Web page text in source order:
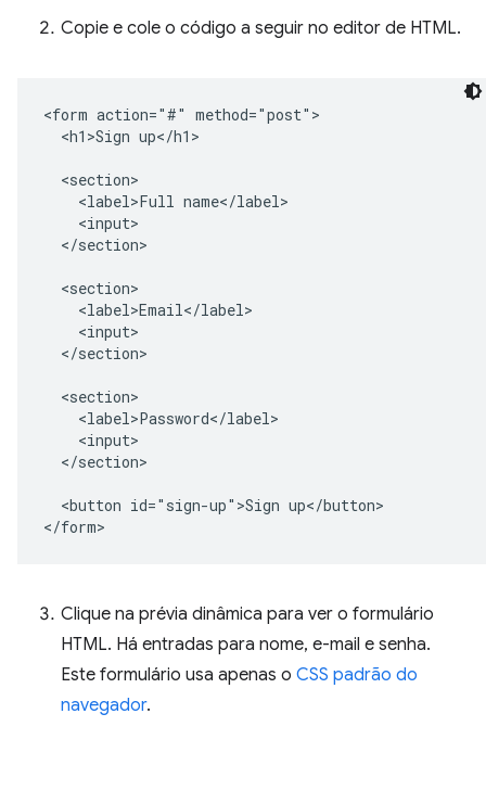
Copie e cole o código a seguir no editor de HTML.
<form action="#" method="post">
  <h1>Sign up</h1>
  <section>
    <label>Full name</label>
    <input>
  </section>
  <section>
    <label>Email</label>
    <input>
  </section>
  <section>
    <label>Password</label>
    <input>
  </section>
  <button id="sign-up">Sign up</button>
Clique na prévia dinâmica para ver o formulário
HTML. Há entradas para nome, e-mail e senha.
Este formulário usa apenas o CSS padrão do
navegador.